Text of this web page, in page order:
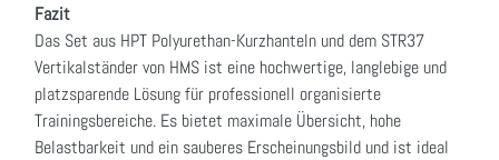
Fazit
Das Set aus HPT Polyurethan-Kurzhanteln und dem STR37
Vertikalständer von HMS ist eine hochwertige, langlebige und
platzsparende Lösung für professionell organisierte
Trainingsbereiche. Es bietet maximale Übersicht, hohe
Belastbarkeit und ein sauberes Erscheinungsbild und ist ideal